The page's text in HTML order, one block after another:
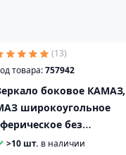
(13)
товара:757942
боковое КАМАЗ,
широкоугольное
без
>10 шт. в наличии